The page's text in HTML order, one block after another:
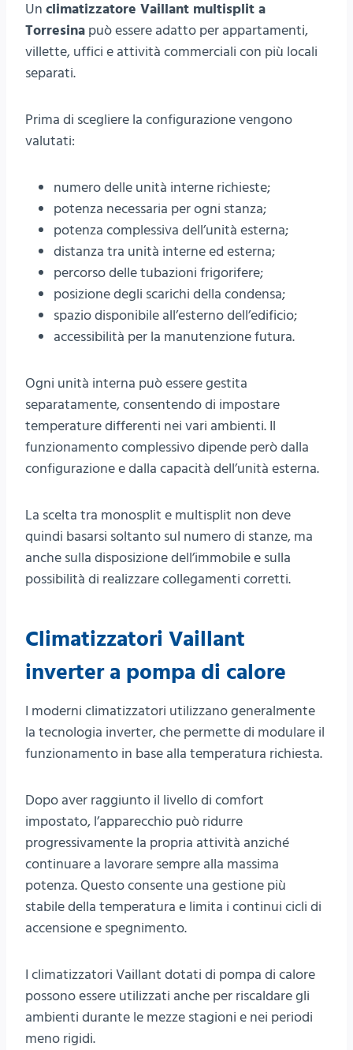
Un climatizzatore Vaillant multisplit a
Torresina può essere adatto per appartamenti,
villette, uffici e attività commerciali con più locali
separati.
Prima di scegliere la configurazione vengono
valutati:
numero delle unità interne richieste;
potenza necessaria per ogni stanza;
potenza complessiva dell’unità esterna;
distanza tra unità interne ed esterna;
percorso delle tubazioni frigorifere;
posizione degli scarichi della condensa;
spazio disponibile all’esterno dell’edificio;
accessibilità per la manutenzione futura.
Ogni unità interna può essere gestita
separatamente, consentendo di impostare
temperature differenti nei vari ambienti. Il
funzionamento complessivo dipende però dalla
configurazione e dalla capacità dell’unità esterna.
La scelta tra monosplit e multisplit non deve
quindi basarsi soltanto sul numero di stanze, ma
anche sulla disposizione dell’immobile e sulla
possibilità di realizzare collegamenti corretti.
Climatizzatori Vaillant
inverter a pompa di calore
I moderni climatizzatori utilizzano generalmente
la tecnologia inverter, che permette di modulare il
funzionamento in base alla temperatura richiesta.
Dopo aver raggiunto il livello di comfort
impostato, l’apparecchio può ridurre
progressivamente la propria attività anziché
continuare a lavorare sempre alla massima
potenza. Questo consente una gestione più
stabile della temperatura e limita i continui cicli di
accensione e spegnimento.
I climatizzatori Vaillant dotati di pompa di calore
possono essere utilizzati anche per riscaldare gli
ambienti durante le mezze stagioni e nei periodi
meno rigidi.